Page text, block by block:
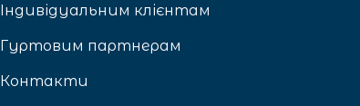
Індивідуальним клієнтам
Гуртовим партнерам
Контакти